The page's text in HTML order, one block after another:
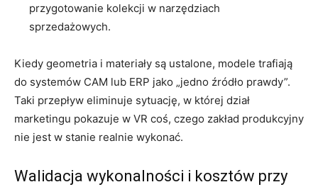
przygotowanie kolekcji w narzędziach
sprzedażowych.
Kiedy geometria i materiały są ustalone, modele trafiają
do systemów CAM lub ERP jako „jedno źródło prawdy”.
Taki przepływ eliminuje sytuację, w której dział
marketingu pokazuje w VR coś, czego zakład produkcyjny
nie jest w stanie realnie wykonać.
Walidacja wykonalności i kosztów przy